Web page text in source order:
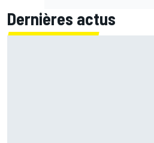
Dernières actus